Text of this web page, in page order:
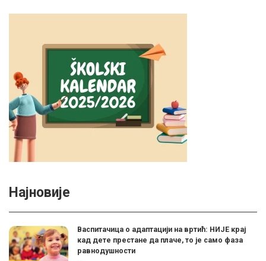
Најновије
Васпитачица о адаптацији на вртић: НИЈЕ крај
кад дете престане да плаче, то је само фаза
равнодушности